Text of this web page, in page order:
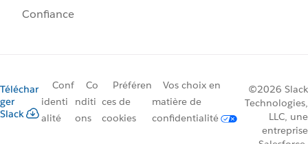
Confiance
Téléchar
ger
Slack
Conf
identi
alité
Co
nditi
ons
Préféren
ces de
cookies
Vos choix en
matière de
confidentialité
©2026 Slack
Technologies,
LLC, une
entreprise